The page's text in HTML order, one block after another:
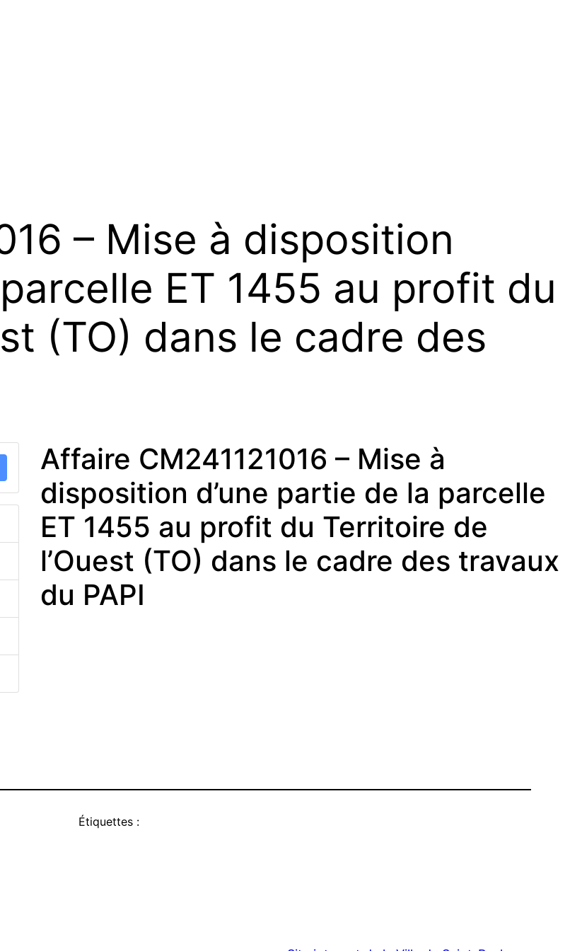
– Mise à disposition
ET 1455 au profit du
(TO) dans le cadre des
Affaire CM241121016 – Mise à
disposition d’une partie de la parcelle
ET 1455 au profit du Territoire de
l’Ouest (TO) dans le cadre des travaux
du PAPI
Étiquettes :